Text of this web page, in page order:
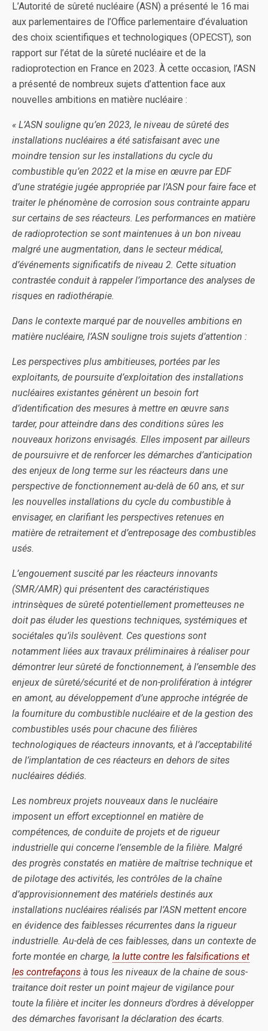
L’Autorité de sûreté nucléaire (ASN) a présenté le 16 mai
aux parlementaires de l’Office parlementaire d’évaluation
des choix scientifiques et technologiques (OPECST), son
rapport sur l’état de la sûreté nucléaire et de la
radioprotection en France en 2023. À cette occasion, l’ASN
a présenté de nombreux sujets d’attention face aux
nouvelles ambitions en matière nucléaire :
« L’ASN souligne qu’en 2023, le niveau de sûreté des
installations nucléaires a été satisfaisant avec une
moindre tension sur les installations du cycle du
combustible qu’en 2022 et la mise en œuvre par EDF
d’une stratégie jugée appropriée par l’ASN pour faire face et
traiter le phénomène de corrosion sous contrainte apparu
sur certains de ses réacteurs. Les performances en matière
de radioprotection se sont maintenues à un bon niveau
malgré une augmentation, dans le secteur médical,
d’événements significatifs de niveau 2. Cette situation
contrastée conduit à rappeler l’importance des analyses de
risques en radiothérapie.
Dans le contexte marqué par de nouvelles ambitions en
matière nucléaire, l’ASN souligne trois sujets d’attention :
Les perspectives plus ambitieuses, portées par les
exploitants, de poursuite d’exploitation des installations
nucléaires existantes génèrent un besoin fort
d’identification des mesures à mettre en œuvre sans
tarder, pour atteindre dans des conditions sûres les
nouveaux horizons envisagés. Elles imposent par ailleurs
de poursuivre et de renforcer les démarches d’anticipation
des enjeux de long terme sur les réacteurs dans une
perspective de fonctionnement au-delà de 60 ans, et sur
les nouvelles installations du cycle du combustible à
envisager, en clarifiant les perspectives retenues en
matière de retraitement et d’entreposage des combustibles
usés.
L’engouement suscité par les réacteurs innovants
(SMR/AMR) qui présentent des caractéristiques
intrinsèques de sûreté potentiellement prometteuses ne
doit pas éluder les questions techniques, systémiques et
sociétales qu’ils soulèvent. Ces questions sont
notamment liées aux travaux préliminaires à réaliser pour
démontrer leur sûreté de fonctionnement, à l’ensemble des
enjeux de sûreté/sécurité et de non-prolifération à intégrer
en amont, au développement d’une approche intégrée de
la fourniture du combustible nucléaire et de la gestion des
combustibles usés pour chacune des filières
technologiques de réacteurs innovants, et à l’acceptabilité
de l’implantation de ces réacteurs en dehors de sites
nucléaires dédiés.
Les nombreux projets nouveaux dans le nucléaire
imposent un effort exceptionnel en matière de
compétences, de conduite de projets et de rigueur
industrielle qui concerne l’ensemble de la filière. Malgré
des progrès constatés en matière de maîtrise technique et
de pilotage des activités, les contrôles de la chaîne
d’approvisionnement des matériels destinés aux
installations nucléaires réalisés par l’ASN mettent encore
en évidence des faiblesses récurrentes dans la rigueur
industrielle. Au-delà de ces faiblesses, dans un contexte de
forte montée en charge, la lutte contre les falsifications et
les contrefaçons à tous les niveaux de la chaine de sous-
traitance doit rester un point majeur de vigilance pour
toute la filière et inciter les donneurs d’ordres à développer
des démarches favorisant la déclaration des écarts.